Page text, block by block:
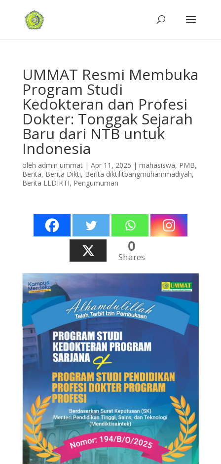
UMMAT Resmi Membuka
Program Studi
Kedokteran dan Profesi
Dokter: Tonggak Sejarah
Baru dari NTB untuk
Indonesia
oleh admin ummat| Apr 11, 2025 | mahasiswa, PMB,
Berita, Berita Dikti, Berita diktilitbangmuhammadiyah,
Berita LLDIKTI, Pengumuman
0
Shares